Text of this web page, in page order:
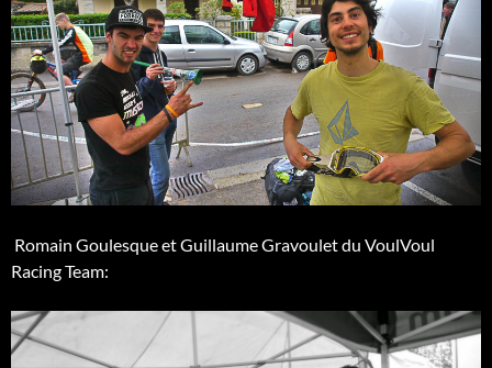
Romain Goulesque et Guillaume Gravoulet du VoulVoul
Racing Team: